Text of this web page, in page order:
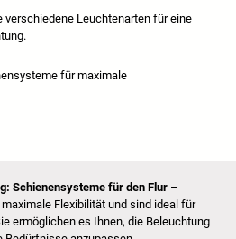
verschiedene Leuchtenarten für eine
für maximale
Schienensysteme für den Flur –
Flexibilität und sind ideal für
ermöglichen es Ihnen, die Beleuchtung